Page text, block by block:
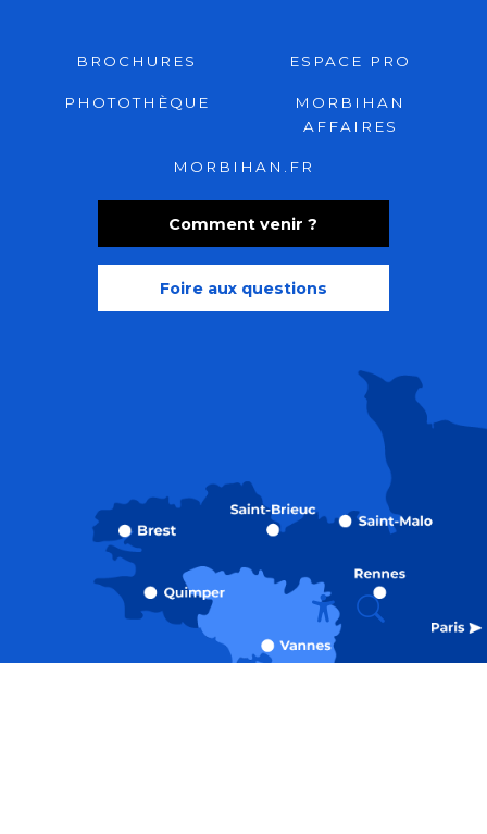
Recherche
Comment venir ?
Foire aux questions
BROCHURES ESPACE PRO
PHOTOTHÈQUE
MORBIHAN
AFFAIRES
MORBIHAN.FR